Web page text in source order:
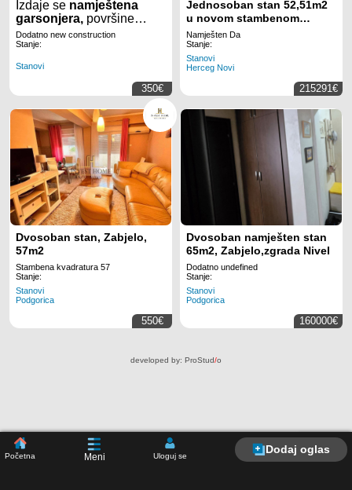
Početna Meni Uloguj se
Dodaj oglas
Izdaje se namještena
garsonjera, površine
30m2, naTuškom putu
Podgorici
Dodatno new construction
Stanje:
Stanovi
350€
Jednosoban stan 52,51m2
u novom stambenom
kompleksu,Risan
Namješten Da
Stanje:
Stanovi
Herceg Novi
215291€
Dvosoban stan, Zabjelo,
57m2
Stambena kvadratura 57
Stanje:
Stanovi
Podgorica
550€
Dvosoban namješten stan
65m2, Zabjelo,zgrada Nivel
Dodatno undefined
Stanje:
Stanovi
Podgorica
160000€
developed by: ProStud/o